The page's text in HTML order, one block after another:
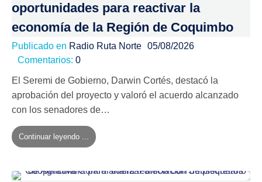
oportunidades para reactivar la
economía de la Región de Coquimbo
Publicado en Radio Ruta Norte 05/08/2026
Comentarios: 0
El Seremi de Gobierno, Darwin Cortés, destacó la
aprobación del proyecto y valoró el acuerdo alcanzado
con los senadores de…
Continuar leyendo ...